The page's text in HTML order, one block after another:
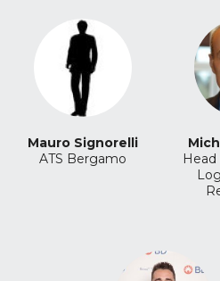
Mauro Signorelli
ATS Bergamo